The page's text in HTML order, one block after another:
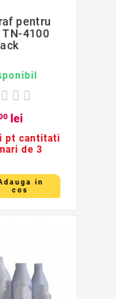
pentru
4100
lei
pt cantitati
de 3
in
cos